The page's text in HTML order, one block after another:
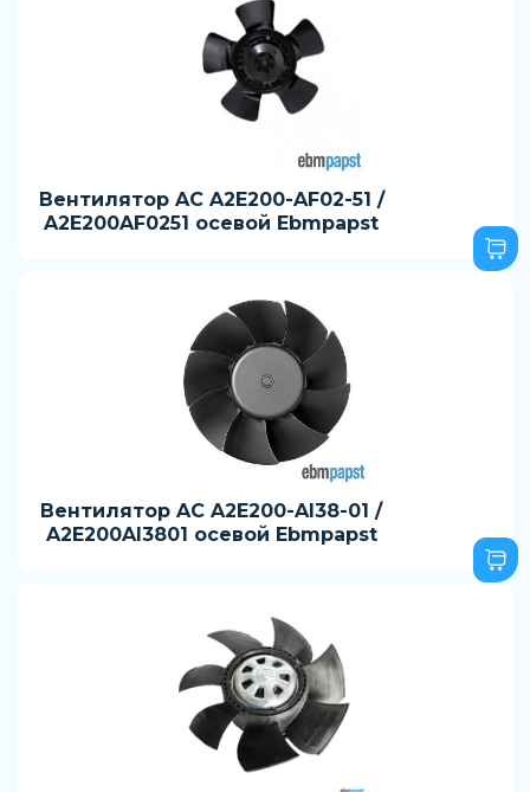
Вентилятор AC A2E200-AF02-51 /
A2E200AF0251 осевой Ebmpapst
Вентилятор AC A2E200-Al38-01 /
A2E200Al3801 осевой Ebmpapst